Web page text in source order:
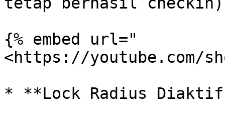
{% embed url="
<https://youtube.com/
* **Lock Radius